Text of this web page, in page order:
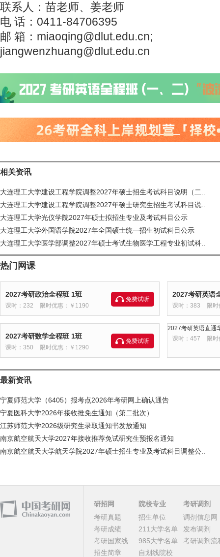
联系人：苗老师、姜老师
电 话：0411-84706395
邮 箱：miaoqing@dlut.edu.cn;
jiangwenzhuang@dlut.edu.cn
相关资讯
大连理工大学建设工程学院调整2027年硕士招生考试科目说明（二..
大连理工大学建设工程学院调整2027年硕士研究生招生考试科目说..
大连理工大学光仪学院2027年硕士拟招生专业及考试科目公示
大连理工大学外国语学院2027年全国硕士统一招生初试科目公示
大连理工大学医学部调整2027年硕士考试生物医学工程专业初试科..
热门网课
2027考研政治全程班 1班
课时：232 限时优惠：￥1190
免费试听
2027考研英语
课时：383 限
2027考研数学全程班 1班
课时：350 限时优惠：￥1290
免费试听
2027考研英语直通
课时：457
限
最新资讯
宁夏师范大学（6405）报考点2026年考研网上确认通告
宁夏医科大学2026年接收推免生通知（第二批次）
江苏师范大学2026级研究生录取通知书发放通知
南京航空航天大学2027年接收推荐免试研究生预报名通知
南京航空航天大学航天学院2027年硕士招生专业及考试科目调整公..
研招网
考研真题
考研成绩
考研国家线
招生简章
院校专业
招生单位
211大学名单
985大学名单
自划线院校
考研调剂
调剂信息网
发布调剂
考研调剂流